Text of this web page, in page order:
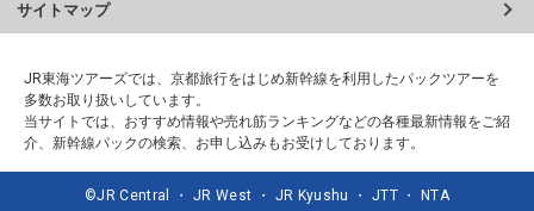
サイトマップ
JR東海ツアーズでは、京都旅行をはじめ新幹線を利用したパックツアーを
多数お取り扱いしています。
当サイトでは、おすすめ情報や売れ筋ランキングなどの各種最新情報をご紹
介、新幹線パックの検索、お申し込みもお受けしております。
©JR Central ・ JR West ・ JR Kyushu ・ JTT ・ NTA